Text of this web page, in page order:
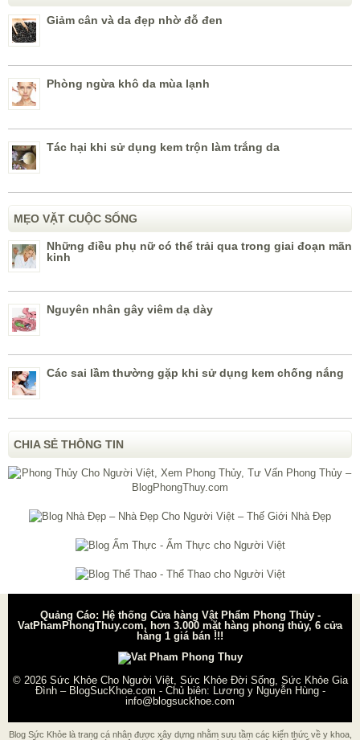
Giảm cân và da đẹp nhờ đỗ đen
Phòng ngừa khô da mùa lạnh
Tác hại khi sử dụng kem trộn làm trắng da
MẸO VẶT CUỘC SỐNG
Những điều phụ nữ có thể trải qua trong giai đoạn mãn
kinh
Nguyên nhân gây viêm dạ dày
Các sai lầm thường gặp khi sử dụng kem chống nắng
CHIA SẺ THÔNG TIN
Quảng Cáo: Hệ thống Cửa hàng Vật Phẩm Phong Thủy -
VatPhamPhongThuy.com, hơn 3.000 mặt hàng phong thủy, 6 cửa
hàng 1 giá bán !!!
© 2026 Sức Khỏe Cho Người Việt, Sức Khỏe Đời Sống, Sức Khỏe Gia
Đình – BlogSucKhoe.com - Chủ biên: Lương y Nguyễn Hùng-
info@blogsuckhoe.com
Blog Sức Khỏe là trang cá nhân được xây dựng nhằm sưu tầm các kiến thức về y khoa,